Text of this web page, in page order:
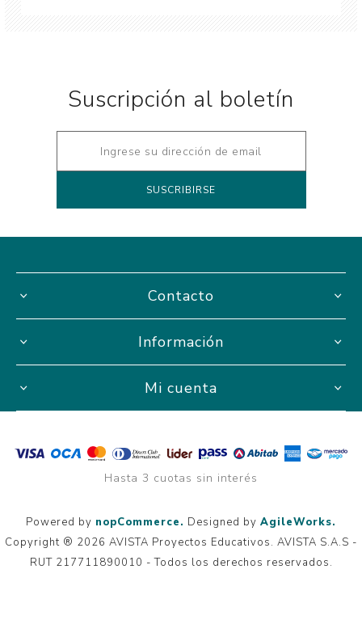
Suscripción al boletín
Contacto
Información
Mi cuenta
Hasta 3 cuotas sin interés
Powered by nopCommerce. Designed by AgileWorks.
Copyright ® 2026 AVISTA Proyectos Educativos. AVISTA S.A.S -
RUT 217711890010 - Todos los derechos reservados.